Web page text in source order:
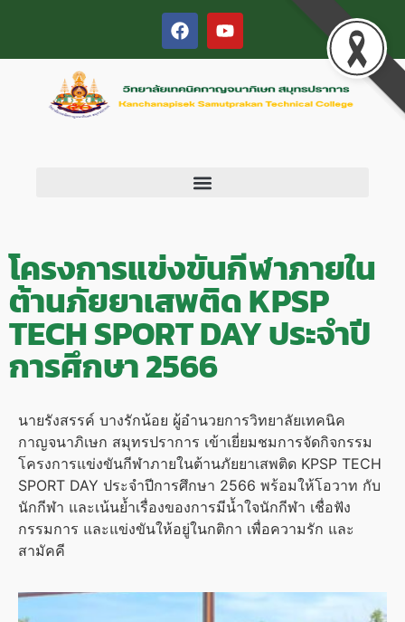
โครงการแข่งขันกีฬาภายใน
ต้านภัยยาเสพติด KPSP
TECH SPORT DAY ประจำปี
การศึกษา 2566
นายรังสรรค์ บางรักน้อย ผู้อำนวยการวิทยาลัยเทคนิค
กาญจนาภิเษก สมุทรปราการ เข้าเยี่ยมชมการจัดกิจกรรม
โครงการแข่งขันกีฬาภายในต้านภัยยาเสพติด KPSP TECH
SPORT DAY ประจำปีการศึกษา 2566 พร้อมให้โอวาท กับ
นักกีฬา และเน้นย้ำเรื่องของการมีน้ำใจนักกีฬา เชื่อฟัง
กรรมการ และแข่งขันให้อยู่ในกติกา เพื่อความรัก และ
สามัคคี